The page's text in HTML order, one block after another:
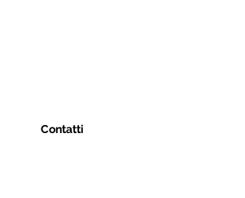
Contatti